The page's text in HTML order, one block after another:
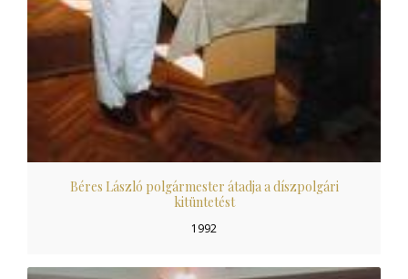
Béres László polgármester átadja a díszpolgári
kitüntetést
1992